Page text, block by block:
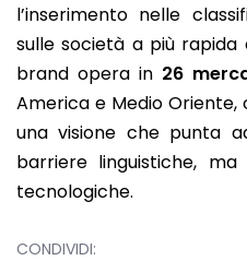
l’inserimento nelle
sulle società a più rapida
brand opera in26
America e Medio
una visione che punta
barriere linguistiche,
tecnologiche.
CONDIVIDI: